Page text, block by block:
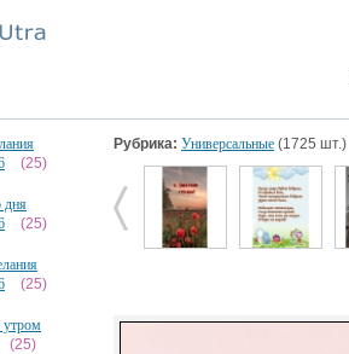
(25)
дня
(25)
(25)
(25)
Рубрика: Универсальные (1725 шт.)